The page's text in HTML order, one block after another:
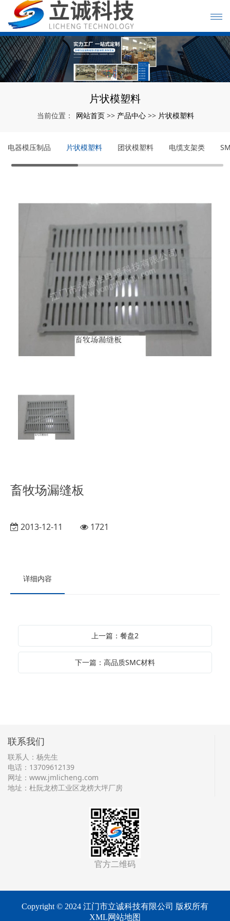
片状模塑料
当前位置： 网站首页 >> 产品中心 >> 片状模塑料
电器模压制品 片状模塑料 团状模塑料 电缆支架类
畜牧场漏缝板
2013-12-11 1721
详细内容
上一篇：餐盘2
下一篇：高品质SMC材料
联系我们
联系人：杨先生
电话：13709612139
网址： www.jmlicheng.com
地址：杜阮龙榜工业区龙榜大坪厂房
官方二维码
Copyright © 2024 江门市立诚科技有限公司 版权所有
XML网站地图